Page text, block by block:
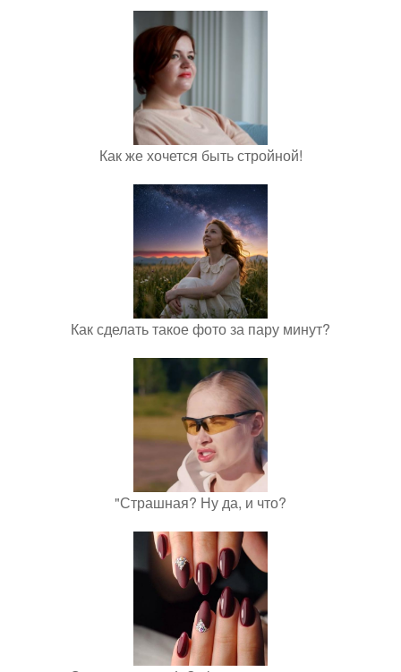
Как же хочется быть стройной!
Как сделать такое фото за пару минут?
"Страшная? Ну да, и что?